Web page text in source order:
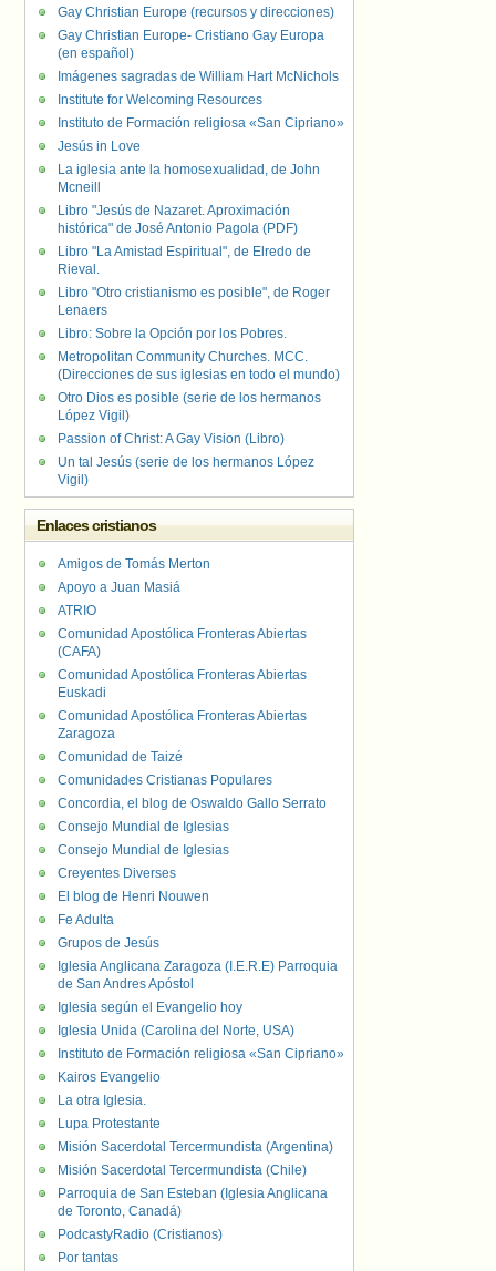
Gay Christian Europe (recursos y direcciones)
Gay Christian Europe- Cristiano Gay Europa
(en español)
Imágenes sagradas de William Hart McNichols
Institute for Welcoming Resources
Instituto de Formación religiosa «San Cipriano»
Jesús in Love
La iglesia ante la homosexualidad, de John
Mcneill
Libro "Jesús de Nazaret. Aproximación
histórica" de José Antonio Pagola (PDF)
Libro "La Amistad Espiritual", de Elredo de
Rieval.
Libro "Otro cristianismo es posible", de Roger
Lenaers
Libro: Sobre la Opción por los Pobres.
Metropolitan Community Churches. MCC.
(Direcciones de sus iglesias en todo el mundo)
Otro Dios es posible (serie de los hermanos
López Vigil)
Passion of Christ: A Gay Vision (Libro)
Un tal Jesús (serie de los hermanos López
Vigil)
Enlaces cristianos
Amigos de Tomás Merton
Apoyo a Juan Masiá
ATRIO
Comunidad Apostólica Fronteras Abiertas
(CAFA)
Comunidad Apostólica Fronteras Abiertas
Euskadi
Comunidad Apostólica Fronteras Abiertas
Zaragoza
Comunidad de Taizé
Comunidades Cristianas Populares
Concordia, el blog de Oswaldo Gallo Serrato
Consejo Mundial de Iglesias
Consejo Mundial de Iglesias
Creyentes Diverses
El blog de Henri Nouwen
Fe Adulta
Grupos de Jesús
Iglesia Anglicana Zaragoza (I.E.R.E) Parroquia
de San Andres Apóstol
Iglesia según el Evangelio hoy
Iglesia Unida (Carolina del Norte, USA)
Instituto de Formación religiosa «San Cipriano»
Kairos Evangelio
La otra Iglesia.
Lupa Protestante
Misión Sacerdotal Tercermundista (Argentina)
Misión Sacerdotal Tercermundista (Chile)
Parroquia de San Esteban (Iglesia Anglicana
de Toronto, Canadá)
PodcastyRadio (Cristianos)
Por tantas